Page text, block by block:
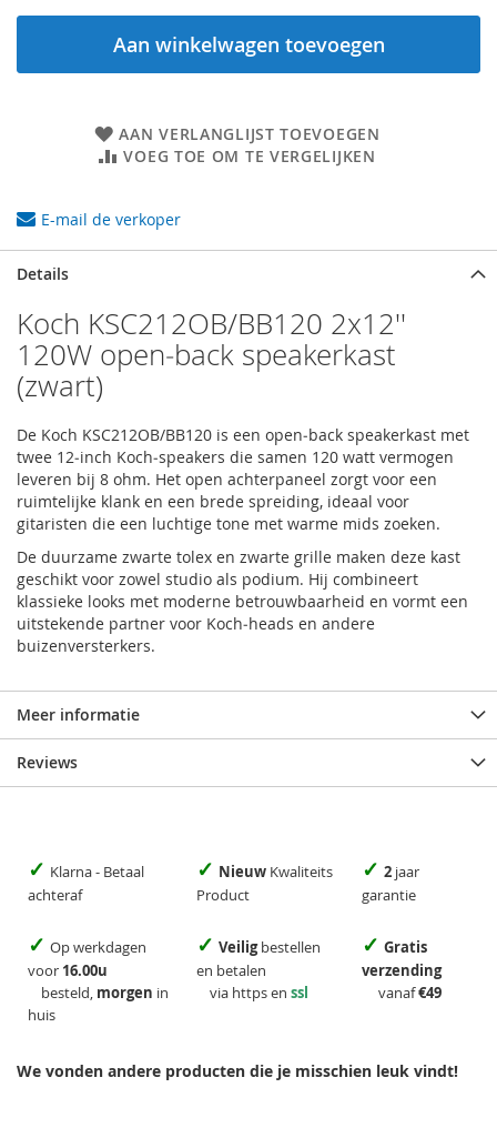
Aan winkelwagen toevoegen
AAN VERLANGLIJST TOEVOEGEN
VOEG TOE OM TE VERGELIJKEN
E-mail de verkoper
Details
Koch KSC212OB/BB120 2x12''
120W open‑back speakerkast
(zwart)
De Koch KSC212OB/BB120 is een open‑back speakerkast met
twee 12‑inch Koch‑speakers die samen 120 watt vermogen
leveren bij 8 ohm. Het open achterpaneel zorgt voor een
ruimtelijke klank en een brede spreiding, ideaal voor
gitaristen die een luchtige tone met warme mids zoeken.
De duurzame zwarte tolex en zwarte grille maken deze kast
geschikt voor zowel studio als podium. Hij combineert
klassieke looks met moderne betrouwbaarheid en vormt een
uitstekende partner voor Koch‑heads en andere
buizenversterkers.
Meer informatie
Reviews
✓ Klarna - Betaal
achteraf
✓ Nieuw Kwaliteits
Product
✓ 2 jaar
garantie
✓ Op werkdagen
voor 16.00u
besteld, morgen in
huis
✓ Veiligbestellen
en betalen
via https en ssl
✓ Gratis
verzending
vanaf€49
We vonden andere producten die je misschien leuk vindt!